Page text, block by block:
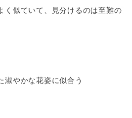
く似ていて、見分けるのは至難の
淑やかな花姿に似合う